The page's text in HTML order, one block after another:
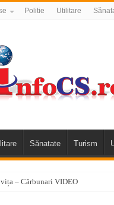
Politie Utilitare
Sănatate Turism
– Cărbunari VIDEO